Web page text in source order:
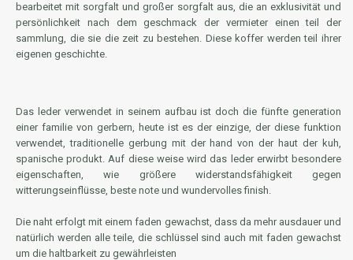
bearbeitet mit sorgfalt und großer sorgfalt aus, die an exklusivität und
persönlichkeit nach dem geschmack der vermieter einen teil der
sammlung, die sie die zeit zu bestehen. Diese koffer werden teil ihrer
eigenen geschichte.
Das leder verwendet in seinem aufbau ist doch die fünfte generation
einer familie von gerbern, heute ist es der einzige, der diese funktion
verwendet, traditionelle gerbung mit der hand von der haut der kuh,
spanische produkt. Auf diese weise wird das leder erwirbt besondere
eigenschaften, wie größere widerstandsfähigkeit gegen
witterungseinflüsse, beste note und wundervolles finish.
Die naht erfolgt mit einem faden gewachst, dass da mehr ausdauer und
natürlich werden alle teile, die schlüssel sind auch mit faden gewachst
um die haltbarkeit zu gewährleisten